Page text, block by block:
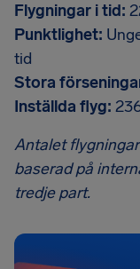
Flygningar i tid:
Punktlighet:
tid
Stora
Inställda flyg:
Antalet
baserad på
tredje part.